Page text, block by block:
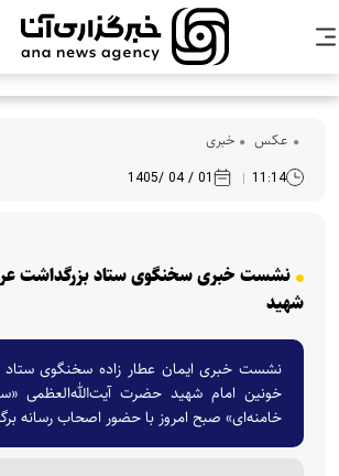
عکس خبری
11:14
01 / 04 /1405
نشست خبری سخنگوی ستاد بزرگداشت
شهید
نشست خبری ایمان عطار زاده سخنگوی ستاد
خونین امام شهید حضرت آیت‌الله‌العظمی
خامنه‌ای» صبح امروز با حضور اصحاب رسانه